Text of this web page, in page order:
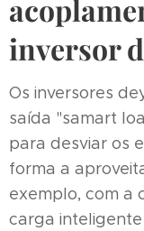
inversor
Os inversores
saída "samart
para desviar os
forma a
exemplo, com a
carga